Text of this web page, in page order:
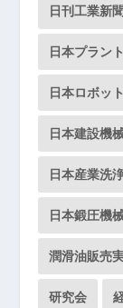
日刊工業新
日本プラン
日本ロボッ
日本建設機
日本産業洗
日本鍛圧機
潤滑油販売
研究会